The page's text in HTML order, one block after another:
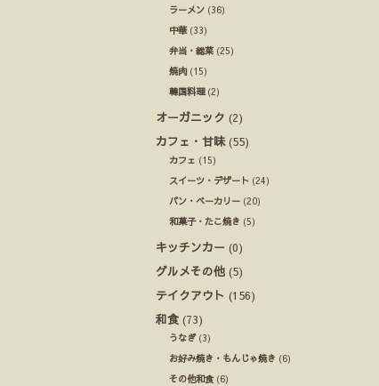
ラーメン (36)
中華(33)
弁当・総菜 (25)
焼肉 (15)
韓国料理(2)
オーガニック (2)
カフェ・甘味(55)
カフェ (15)
スイーツ・デザート (24)
パン・ベーカリー (20)
和菓子・たこ焼き (5)
キッチンカー (0)
グルメその他 (5)
テイクアウト (156)
和食 (73)
うなぎ(3)
お好み焼き・もんじゃ焼き (6)
その他和食(6)